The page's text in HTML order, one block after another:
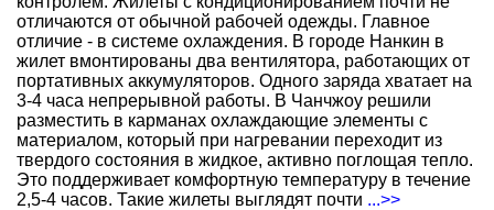
отличаются от обычной рабочей одежды. Главное
отличие - в системе охлаждения. В городе Нанкин в
жилет вмонтированы два вентилятора, работающих от
портативных аккумуляторов. Одного заряда хватает на
3-4 часа непрерывной работы. В Чанчжоу решили
разместить в карманах охлаждающие элементы с
материалом, который при нагревании переходит из
твердого состояния в жидкое, активно поглощая тепло.
Это поддерживает комфортную температуру в течение
2,5-4 часов. Такие жилеты выглядят почти ...>>